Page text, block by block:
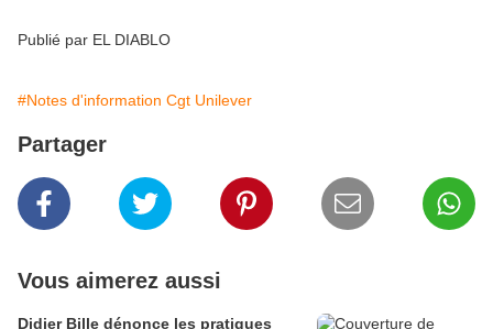
Publié par EL DIABLO
#Notes d'information Cgt Unilever
Partager
Vous aimerez aussi
Didier Bille dénonce les pratiques